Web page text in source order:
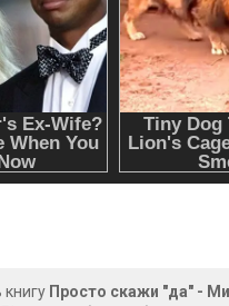
Просто скажи "да" -